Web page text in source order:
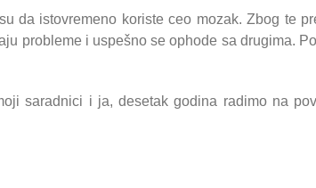
da istovremeno koriste ceo mozak. Zbog te
probleme i uspešno se ophode sa drugima.
saradnici i ja, desetak godina radimo na